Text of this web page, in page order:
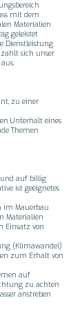
mit dem
Materialien
geleistet
Dienstleistung
sich unser
zu einer
Unterhalt eines
Themen
und auf billig
ist geeignetes
im Mauerbau
Materialien
Einsatz von
(Klimawandel)
zum Erhalt von
auf
zu achten
anstreben